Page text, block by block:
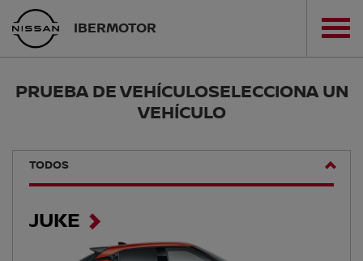
IBERMOTOR
PRUEBA DE VEHÍCULOSELECCIONA UN
VEHÍCULO
TODOS
JUKE